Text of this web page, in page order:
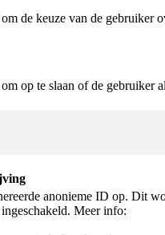
de keuze van de gebruiker
op te slaan of de gebruiker
anonieme ID op. Dit
Meer info: